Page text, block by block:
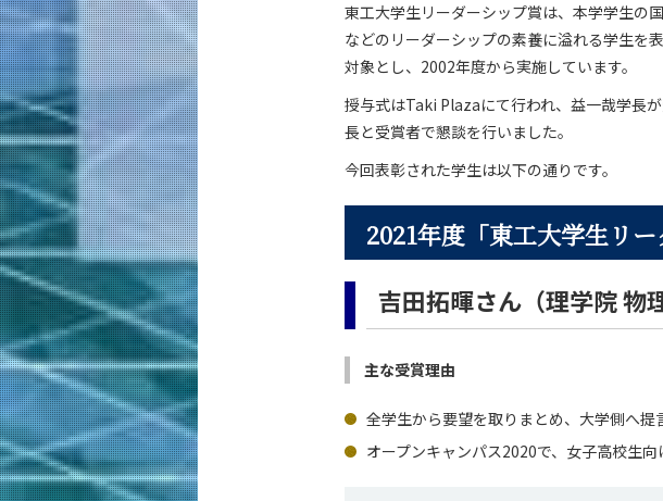
東工大学生リーダーシップ賞は、本学学生の
などのリーダーシップの素養に溢れる学生を
対象とし、2002年度から実施しています。
授与式はTaki Plazaにて行われ、益一哉学長
長と受賞者で懇談を行いました。
今回表彰された学生は以下の通りです。
2021年度「東工大学生リ
吉田拓暉さん（理学院 物
主な受賞理由
全学生から要望を取りまとめ、大学側へ提
オープンキャンパス2020で、女子高校生